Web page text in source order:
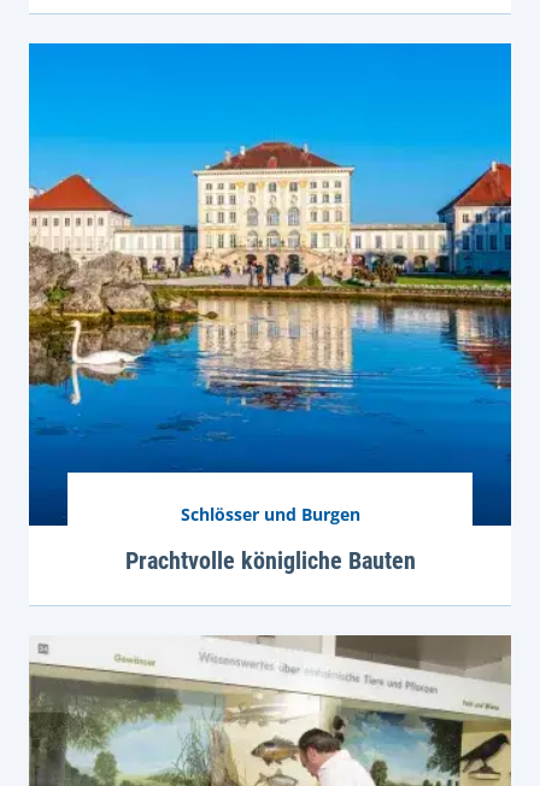
Schlösser und Burgen
Prachtvolle königliche Bauten